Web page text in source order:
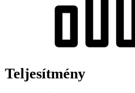
Teljesítmény